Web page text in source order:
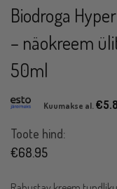
Biodroga
– näokreem
50ml
Kuumakse al. €
Toote hind:
€68.95